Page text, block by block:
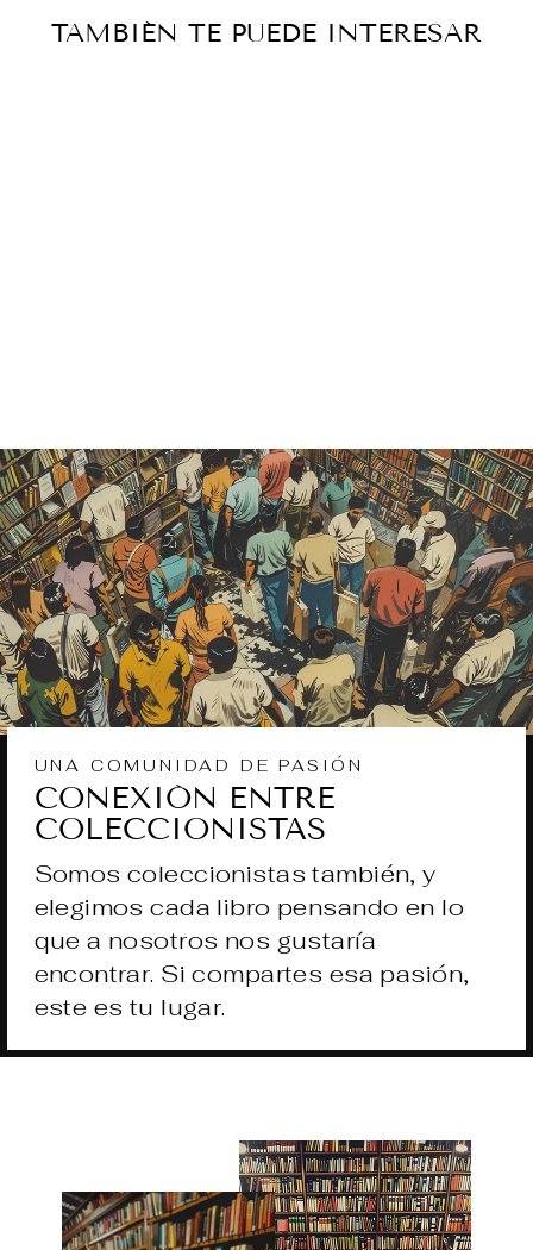
TAMBIÉN TE PUEDE INTERESAR
UNA COMUNIDAD DE PASIÓN
CONEXIÓN ENTRE
COLECCIONISTAS
Somos coleccionistas también, y
elegimos cada libro pensando en lo
que a nosotros nos gustaría
encontrar. Si compartes esa pasión,
este es tu lugar.